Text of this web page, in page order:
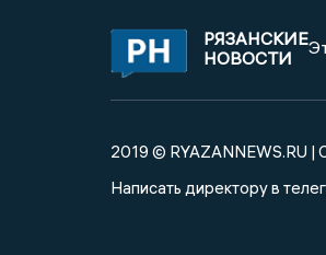
РЯЗАНСКИЕ
НОВОСТИ
2019 © RYAZANNEWS.RU |
Написать директору в